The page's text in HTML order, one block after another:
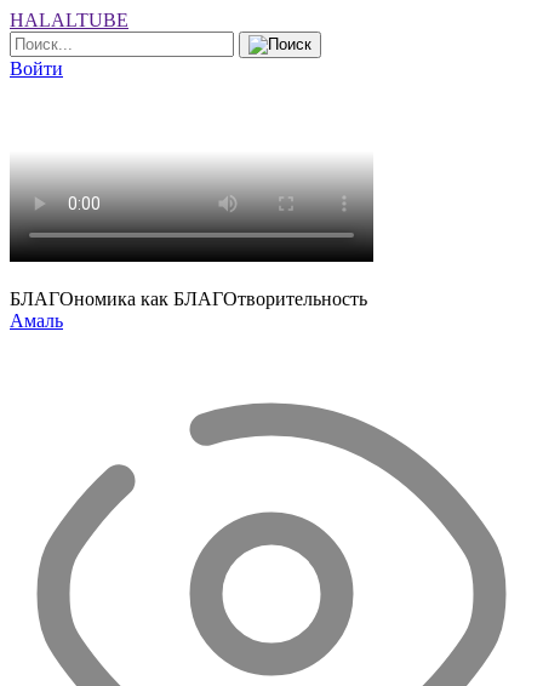
HALALTUBE
Войти
БЛАГОномика как БЛАГОтворительность
Амаль